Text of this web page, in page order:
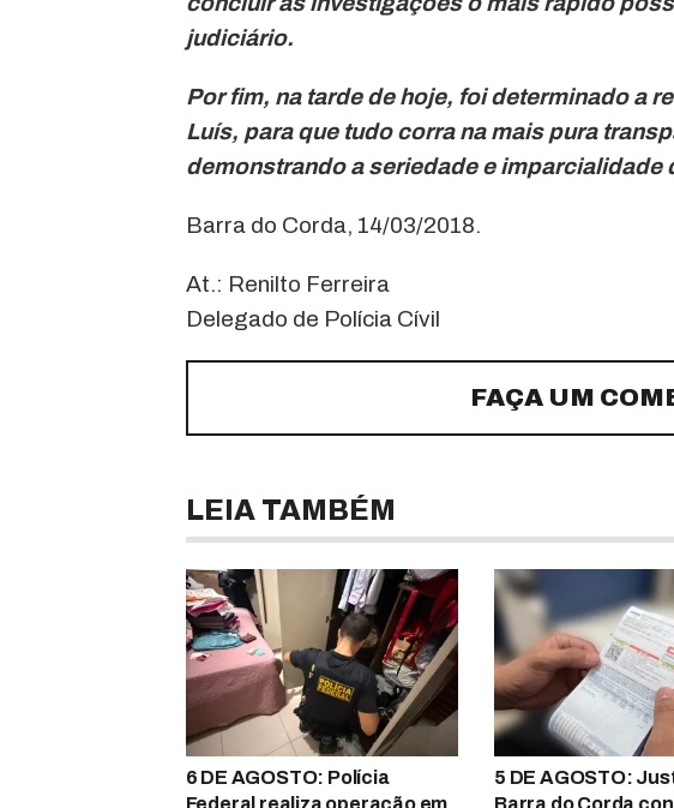
judiciário.
Por fim, na tarde de hoje, foi determinado a
Luís, para que tudo corra na mais pura
demonstrando a seriedade e imparcialidade
Barra do Corda, 14/03/2018.
At.: Renilto Ferreira
Delegado de Polícia Cívil
FAÇA UM
LEIA TAMBÉM
6 DE AGOSTO: Polícia
Federal realiza operação em
5 DE AGOSTO:
Barra do Corda